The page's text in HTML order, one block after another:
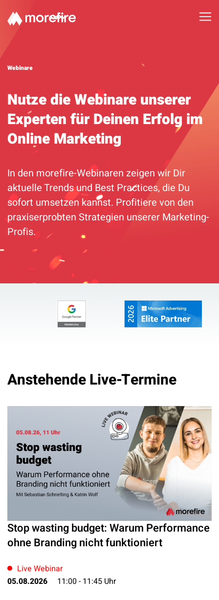
Über uns
Know How
Kontakt
Webinare
Nutze die Webinare unserer
Experten für Deinen Erfolg im
Online Marketing
In den morefire-Webinaren zeigen wir Dir
aktuelle Trends und Best Practices, die Du
sofort umsetzen kannst. Profitiere von den
praxiserprobten Strategien unserer Marketing-
Profis.
Anstehende Live-Termine
Stop wasting budget: Warum Performance
ohne Branding nicht funktioniert
Live Webinar
05.08.2026
11:00- 11:45 Uhr